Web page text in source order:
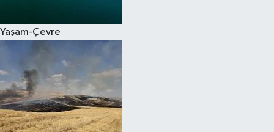
Yaşam-Çevre
Kim kimdir?
Kültür Sanat
Sağlık